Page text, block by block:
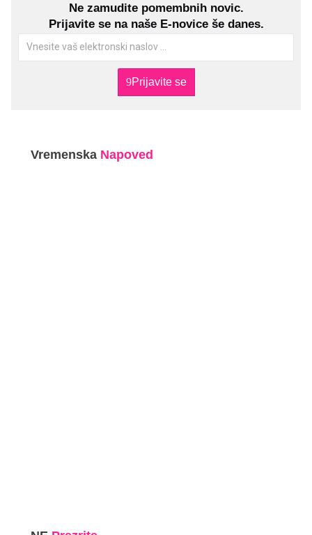
Ne zamudite pomembnih novic.
Prijavite se na naše E-novice še danes.
Prijavite se
Vremenska Napoved